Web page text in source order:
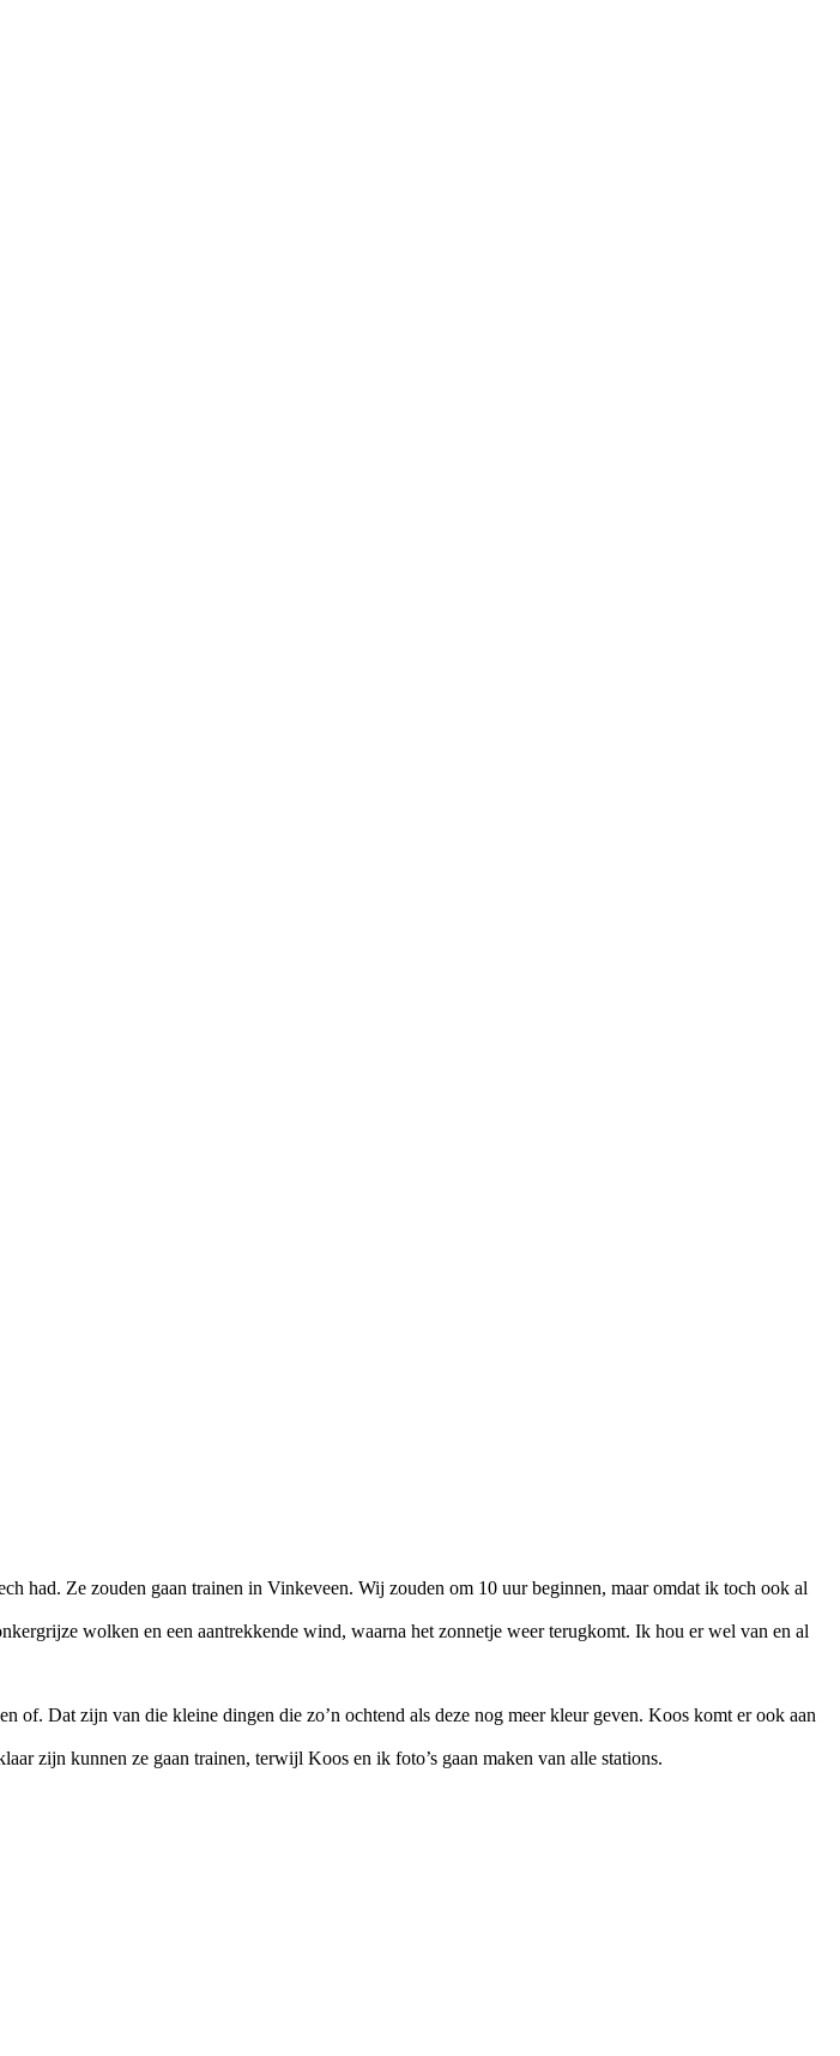
had. Ze zouden gaan trainen in Vinkeveen. Wij zouden om 10 uur beginnen, maar omdat ik toch ook al
wolken en een aantrekkende wind, waarna het zonnetje weer terugkomt. Ik hou er wel van en al
of. Dat zijn van die kleine dingen die zo’n ochtend als deze nog meer kleur geven. Koos komt er ook aan
zijn kunnen ze gaan trainen, terwijl Koos en ik foto’s gaan maken van alle stations.